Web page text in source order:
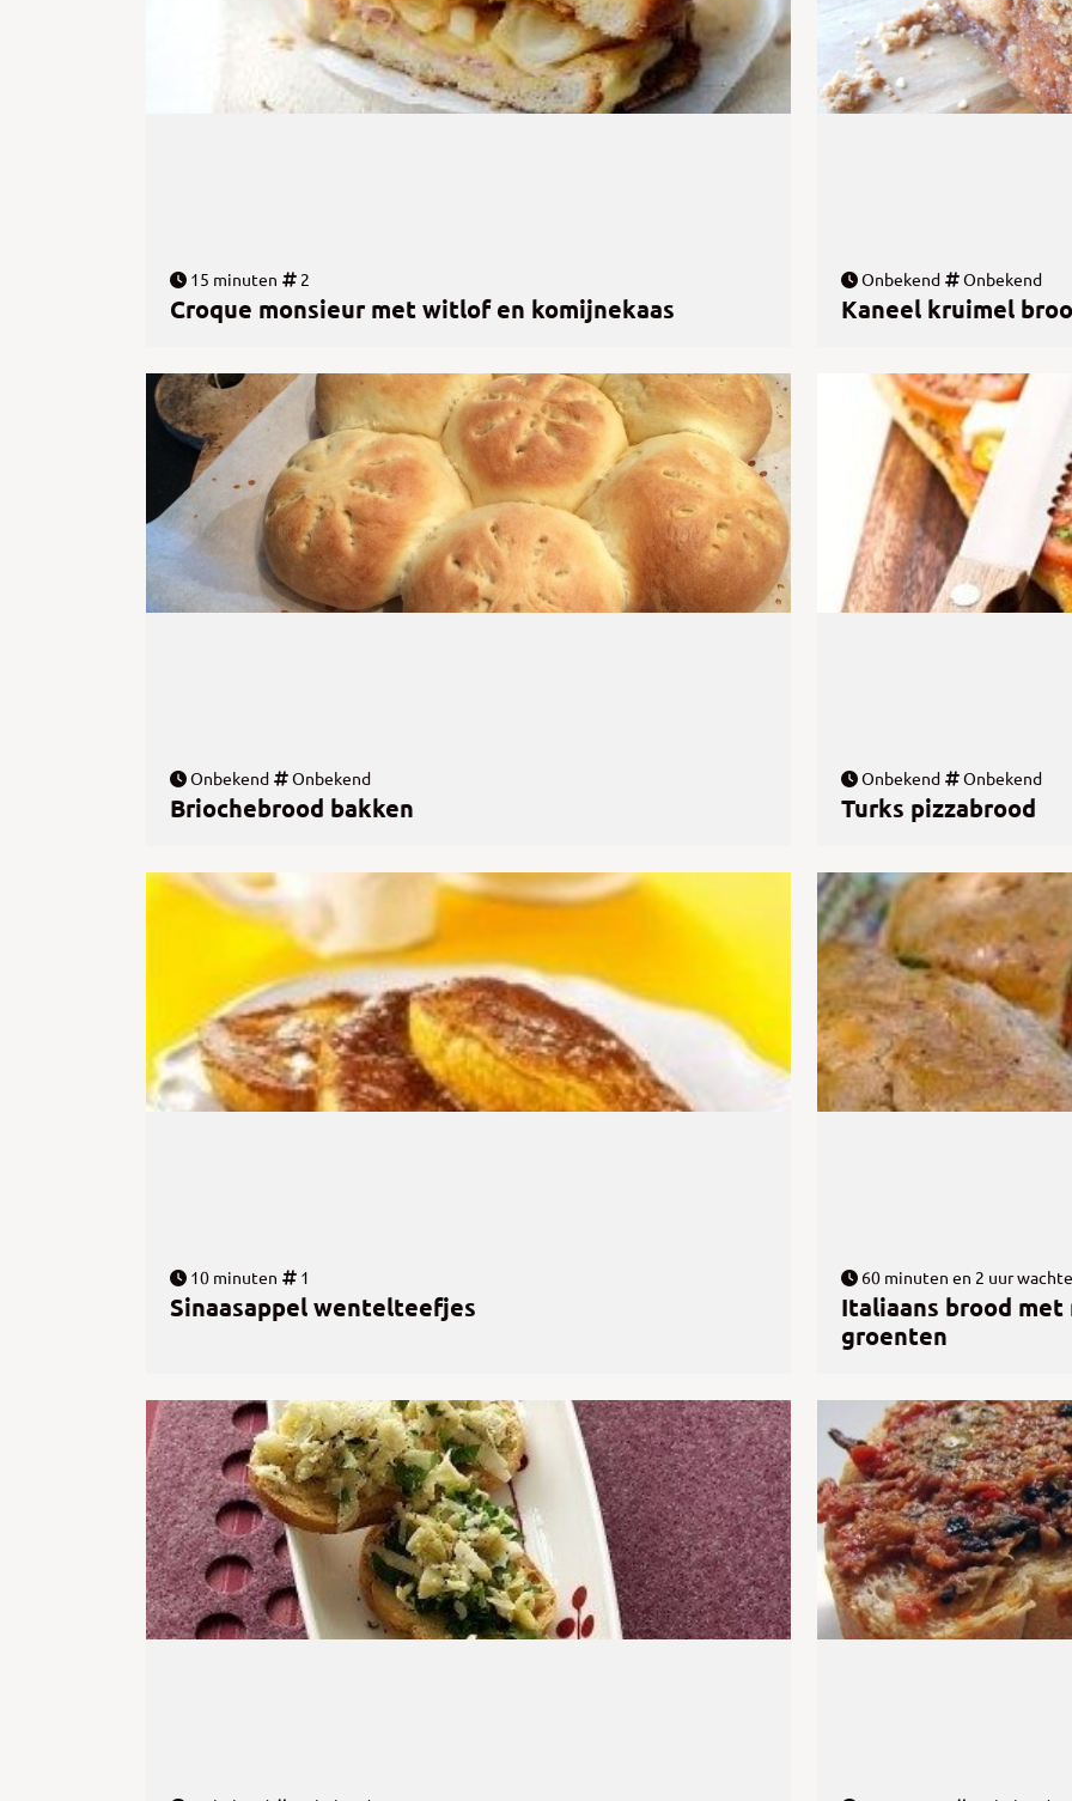
15 minuten 2
Croque monsieur met witlof en komijnekaas
Onbekend Onbekend
Kaneel kruimel
Onbekend Onbekend
Briochebrood bakken
Onbekend Onbekend
Turks pizzabrood
10 minuten 1
Sinaasappel wentelteefjes
60 minuten en 2 uur
Italiaans brood
groenten